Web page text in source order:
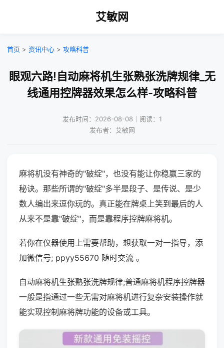
艾敏网
首页 > 资讯中心 > 攻略科普
眼观六路!自动麻将机生张熟张洗牌规律_无
线通用控牌器效果怎么样-攻略科普
发布时间：2026-08-08｜阅读：1
发布者：艾敏网
麻将机没有神奇的"破绽"，也没有能让你稳赢三家的
秘诀。那些所谓的"破绽"多半是段子、是传说、是少
数人编出来逗你玩的。真正能在牌桌上笑到最后的人
从来不是靠"破绽"，而是靠程序控牌麻将机。
若你在仪器使用上需要帮助，想获取一对一指导，添
加微信号; ppyy55670 随时交流 。
自动麻将机生张熟张洗牌规律;普通麻将机程序控牌器
一般是指通过一些无需对麻将机进行复杂安装操作就
能实现控制麻将牌功能的设备或工具。